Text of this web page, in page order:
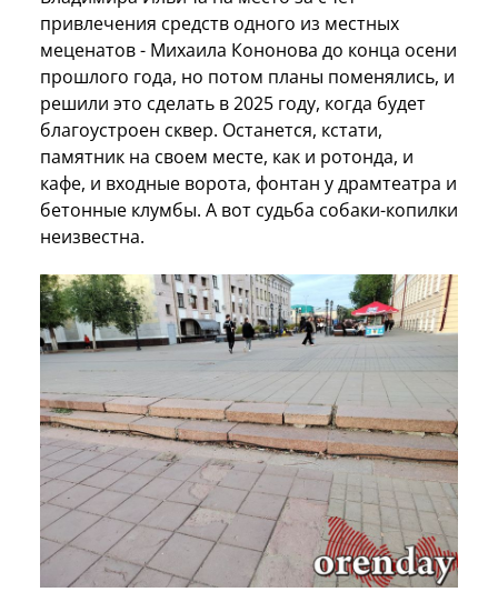
привлечения средств одного из местных
меценатов - Михаила Кононова до конца осени
прошлого года, но потом планы поменялись, и
решили это сделать в 2025 году, когда будет
благоустроен сквер. Останется, кстати,
памятник на своем месте, как и ротонда, и
кафе, и входные ворота, фонтан у драмтеатра и
бетонные клумбы. А вот судьба собаки-копилки
неизвестна.